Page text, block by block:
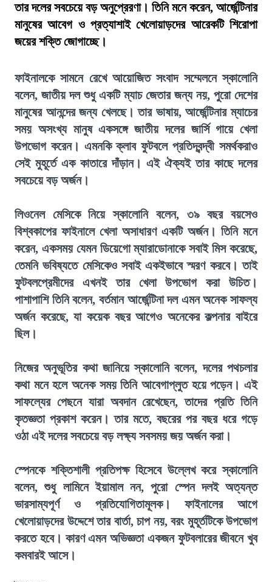
তার দলের সবচেয়ে বড় অনুপ্রেরণা। তিনি মনে করেন, আর্জেন্টিনার
মানুষের আবেগ ও প্রত্যাশাই খেলোয়াড়দের আরেকটি শিরোপা
জয়ের শক্তি জোগাচ্ছে।
ফাইনালকে সামনে রেখে আয়োজিত সংবাদ সম্মেলনে স্কালোনি
বলেন, জাতীয় দল শুধু একটি ম্যাচ জেতার জন্য নয়, পুরো দেশের
মানুষের আনন্দের জন্য খেলছে। তার ভাষায়, আর্জেন্টিনার ম্যাচের
সময় অসংখ্য মানুষ একসঙ্গে জাতীয় দলের জার্সি গায়ে খেলা
উপভোগ করেন। এমনকি ক্লাব ফুটবলে প্রতিদ্বন্দ্বী সমর্থকরাও
সেই মুহূর্তে এক কাতারে দাঁড়ান। এই ঐক্যই তার কাছে দলের
সবচেয়ে বড় অর্জন।
লিওনেল মেসিকে নিয়ে স্কালোনি বলেন, ৩৯ বছর বয়সেও
বিশ্বকাপের ফাইনালে খেলা অসাধারণ একটি অর্জন। তিনি মনে
করেন, একসময় যেমন ডিয়েগো ম্যারাডোনাকে সবাই মিস করেছে,
তেমনি ভবিষ্যতে মেসিকেও সবাই একইভাবে স্মরণ করবে। তাই
ফুটবলপ্রেমীদের এখনই তার খেলা উপভোগ করা উচিত।
পাশাপাশি তিনি বলেন, বর্তমান আর্জেন্টিনা দল এমন অনেক সাফল্য
অর্জন করেছে, যা কয়েক বছর আগেও অনেকের কল্পনার বাইরে
ছিল।
নিজের অনুভূতির কথা জানিয়ে স্কালোনি বলেন, দলের পথচলার
কথা মনে হলে অনেক সময় তিনি আবেগাপ্লুত হয়ে পড়েন। এই
সাফল্যের পেছনে যারা অবদান রেখেছেন, তাদের প্রতি তিনি
কৃতজ্ঞতা প্রকাশ করেন। তার মতে, বছরের পর বছর ধরে গড়ে
ওঠা এই দলের সবচেয়ে বড় লক্ষ্য সবসময় জয় অর্জন করা।
স্পেনকে শক্তিশালী প্রতিপক্ষ হিসেবে উল্লেখ করে স্কালোনি
বলেন, শুধু লামিনে ইয়ামাল নন, পুরো স্পেন দলই অত্যন্ত
ভারসাম্যপূর্ণ ও প্রতিযোগিতামূলক। ফাইনালের আগে
খেলোয়াড়দের উদ্দেশে তার বার্তা, চাপ নয়, বরং মুহূর্তটিকে উপভোগ
করতে হবে। কারণ এমন অভিজ্ঞতা একজন ফুটবলারের জীবনে খুব
কমবারই আসে।